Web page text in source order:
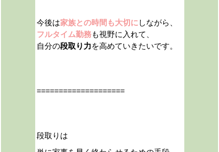
今後は家族との時間も大切に しながら、
フルタイム勤務も視野に入れて、
自分の段取り力を高めていきたいです。
====================
段取りは